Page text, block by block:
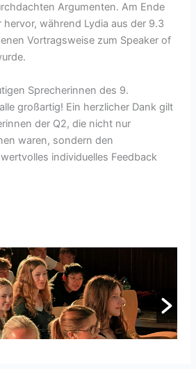
Argumenten. Am Ende
hervor, während Lydia aus der 9.3
Vortragsweise zum Speaker of
Sprecherinnen des 9.
großartig! Ein herzlicher Dank gilt
der Q2, die nicht nur
waren, sondern den
individuelles Feedback